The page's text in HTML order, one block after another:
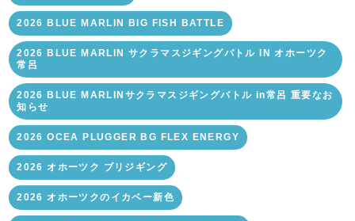
2026 BLUE MARLIN BIG FISH BATTLE
2026 BLUE MARLIN サクラマスジギングバトル IN オホーツク
常呂
2026 BLUE MARLINサクラマスジギングバトル in常呂 重要なお
知らせ
2026 OCEA PLUGGER BG FLEX ENERGY
2026 オホーツク ブリジギング
2026 オホーツクのイカベー新色